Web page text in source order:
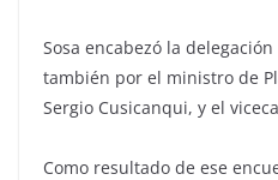
Sosa encabezó la
también por el ministro de
Sergio Cusicanqui, y el
Como resultado de ese